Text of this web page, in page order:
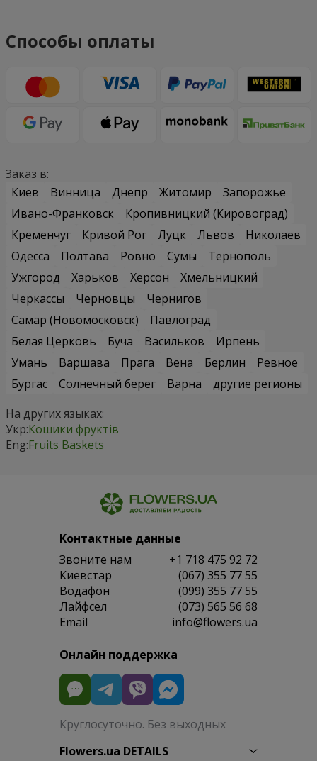
Способы оплаты
Заказ в:
Киев
Винница Днепр Житомир
Запорожье
Ивано-Франковск
Кропивницкий (Кировоград)
Кременчуг
Кривой Рог Луцк Львов
Николаев
Одесса
Полтава Ровно Сумы
Тернополь
Ужгород
Харьков Херсон
Хмельницкий
Черкассы
Черновцы
Чернигов
Самар (Новомосковск)
Павлоград
Белая Церковь
Буча Васильков
Ирпень
Умань
Варшава Прага Вена Берлин
Ревное
Бургас
Солнечный берег Варна
другие регионы
На других языках:
Укр:Кошики фруктів
Eng:Fruits Baskets
Контактные данные
Звоните нам
+1 718 475 92 72
Киевстар
(067) 355 77 55
Водафон
(099) 355 77 55
Лайфсел
(073) 565 56 68
Email
info@flowers.ua
Онлайн поддержка
Круглосуточно. Без выходных
Flowers.ua DETAILS